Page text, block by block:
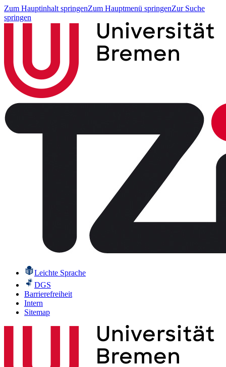
Zum Hauptinhalt springenZum Hauptmenü springenZur Suche
springen
Leichte Sprache
DGS
Barrierefreiheit
Intern
Sitemap